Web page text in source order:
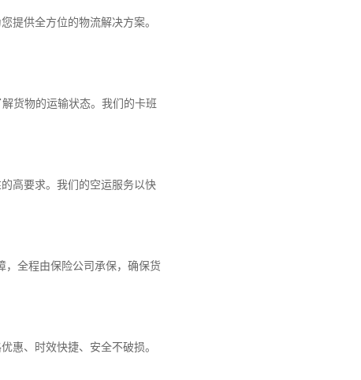
提供全方位的物流解决方案。
货物的运输状态。我们的卡班
高要求。我们的空运服务以快
，全程由保险公司承保，确保货
惠、时效快捷、安全不破损。